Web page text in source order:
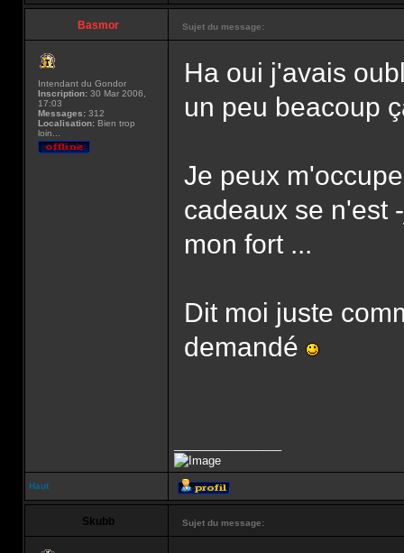
Basmor Sujet du message:
Intendant du Gondor
Inscription: 30 Mar 2006,
17:03
Messages: 312
Localisation: Bien trop
loin...
Ha oui j'avais
un peu beacoup
Je peux
cadeaux se n'est
mon fort ...
Dit moi juste
demandé
Haut
Skubb Sujet du message: